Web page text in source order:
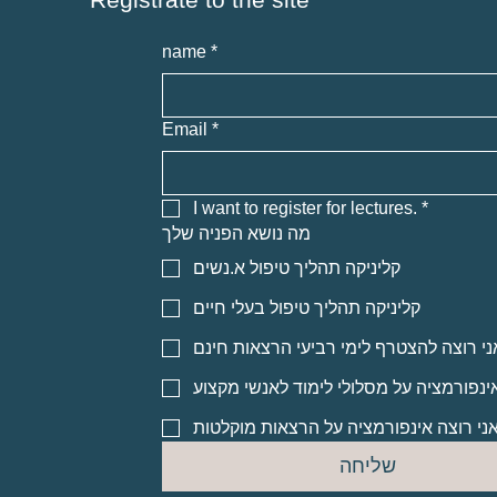
name *
Email *
I want to register for lectures. *
מה נושא הפניה שלך
קליניקה תהליך טיפול א.נשים
קליניקה תהליך טיפול בעלי חיים
רוצה להצטרף לימי רביעי הרצאות חינם
על מסלולי לימוד לאנשי מקצוע
רוצה אינפורמציה על הרצאות מוקלטות
שליחה